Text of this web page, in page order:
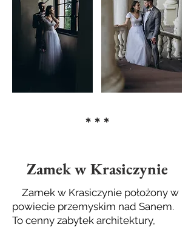
* * *
Zamek w Krasiczynie
Zamek w Krasiczynie położony w
powiecie przemyskim nad Sanem.
To cenny zabytek architektury,